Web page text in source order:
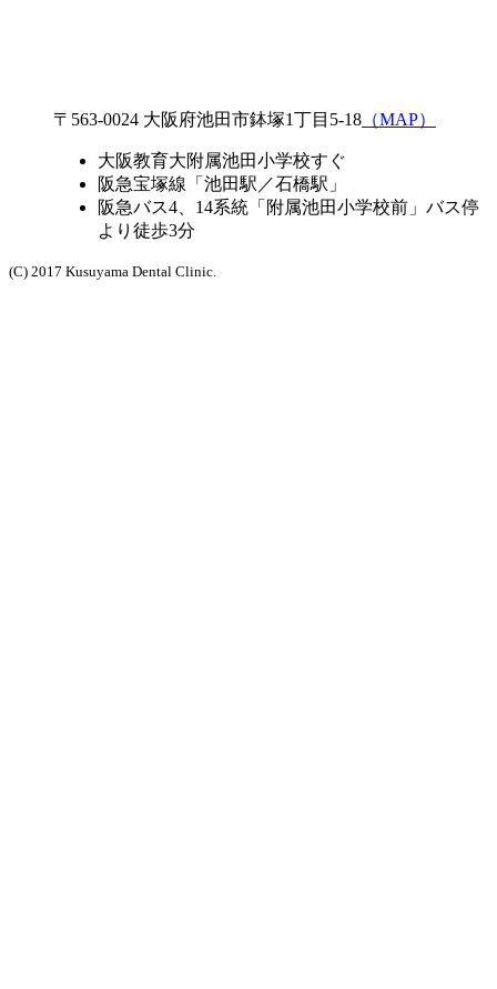
〒563-0024 大阪府池田市鉢塚1丁目5-18 （MAP）
大阪教育大附属池田小学校すぐ
阪急宝塚線「池田駅／石橋駅」
阪急バス4、14系統「附属池田小学校前」バス停
より徒歩3分
(C) 2017 Kusuyama Dental Clinic.